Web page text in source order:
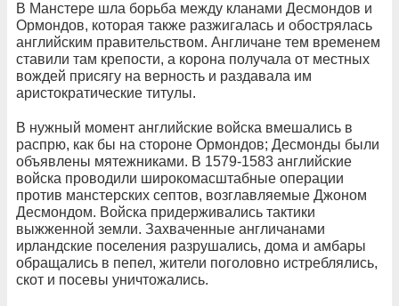
В Манстере шла борьба между кланами Десмондов и
Ормондов, которая также разжигалась и обострялась
английским правительством. Англичане тем временем
ставили там крепости, а корона получала от местных
вождей присягу на верность и раздавала им
аристократические титулы.
В нужный момент английские войска вмешались в
распрю, как бы на стороне Ормондов; Десмонды были
объявлены мятежниками. В 1579-1583 английские
войска проводили широкомасштабные операции
против манстерских септов, возглавляемые Джоном
Десмондом. Войска придерживались тактики
выжженной земли. Захваченные англичанами
ирландские поселения разрушались, дома и амбары
обращались в пепел, жители поголовно истреблялись,
скот и посевы уничтожались.